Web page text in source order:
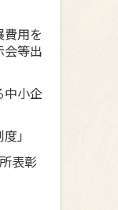
用を
会等出
中小企
」
表彰